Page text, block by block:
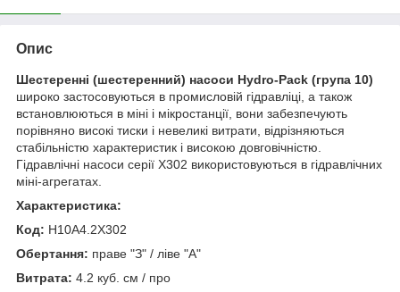
Опис
Шестеренні (шестеренний) насоси Hydro-Pack (група 10)
широко застосовуються в промисловій гідравліці, а також
встановлюються в міні і мікростанції, вони забезпечують
порівняно високі тиски і невеликі витрати, відрізняються
стабільністю характеристик і високою довговічністю.
Гідравлічні насоси серії X302 використовуються в гідравлічних
міні-агрегатах.
Характеристика:
Код: H10A4.2X302
Обертання: праве "З" / ліве "А"
Витрата: 4.2 куб. см / про